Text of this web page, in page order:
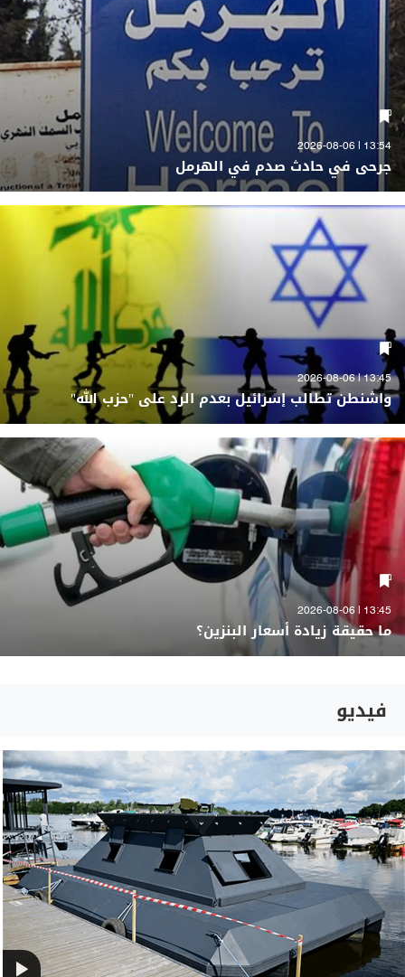
13:54 | 2026-08-06
جرحى في حادث صدم في الهرمل
13:45 | 2026-08-06
واشنطن تطالب إسرائيل بعدم الرد على "حزب الله"
13:45 | 2026-08-06
ما حقيقة زيادة أسعار البنزين؟
فيديو